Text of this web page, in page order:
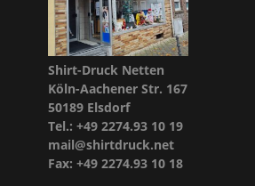
Shirt-Druck Netten
Köln-Aachener Str. 167
50189 Elsdorf
Tel.: +49 2274.93 10 19
mail@shirtdruck.net
Fax: +49 2274.93 10 18